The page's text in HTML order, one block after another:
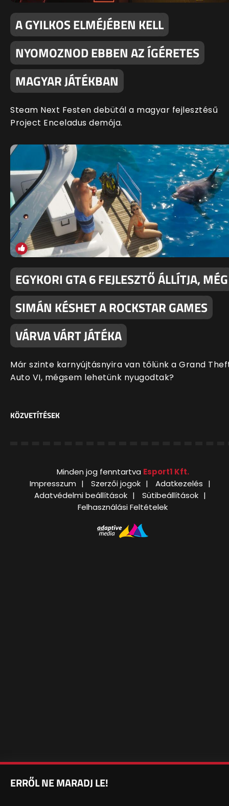
A GYILKOS ELMÉJÉBEN KELL
NYOMOZNOD EBBEN AZ ÍGÉRETES
MAGYAR JÁTÉKBAN
Steam Next Festen debütál a magyar fejlesztésű
Project Enceladus demója.
EGYKORI GTA 6 FEJLESZTŐ ÁLLÍTJA, MÉG
SIMÁN KÉSHET A ROCKSTAR GAMES
VÁRVA VÁRT JÁTÉKA
Már szinte karnyújtásnyira van tőlünk a Grand
Auto VI, mégsem lehetünk nyugodtak?
KÖZVETÍTÉSEK
Minden jog fenntartva Esport1 Kft.
Impresszum
Szerzői jogok
Adatkezelés
Adatvédelmi beállítások
Sütibeállítások
Felhasználási Feltételek
ERRŐL NE MARADJ LE!